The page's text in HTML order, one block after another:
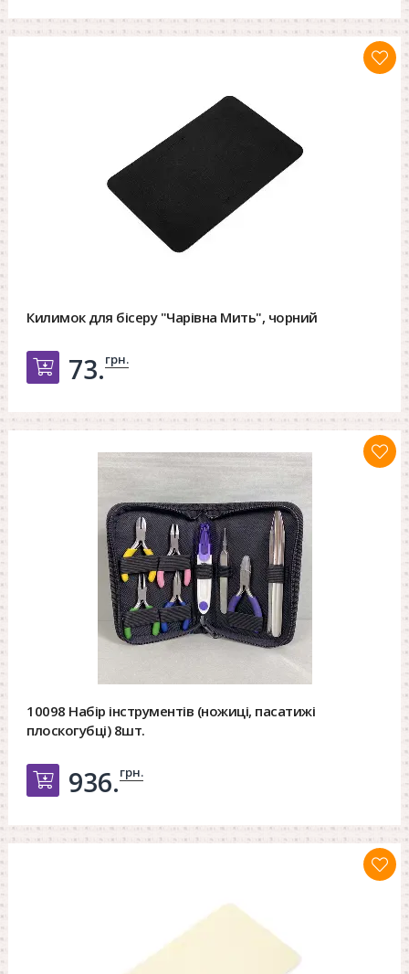
Килимок для бісеру "Чарівна Мить", чорний
Добавить в корзину
73.грн.
10098 Набір інструментів (ножиці, пасатижі
плоскогубці) 8шт.
Добавить в корзину
936.грн.